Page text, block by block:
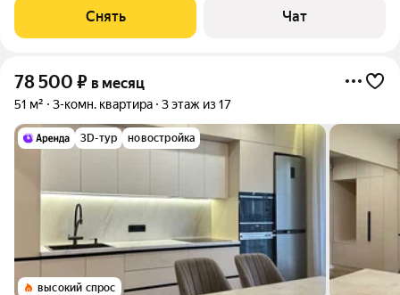
Стиральная машина Холодильник Посудомоечная машина
Кондиционер Микроволновка Дом -
Снять Чат
78 500 ₽ в месяц
51 м² 3-комн. квартира 3 этаж из 17
3D-тур новостройка
высокий спрос